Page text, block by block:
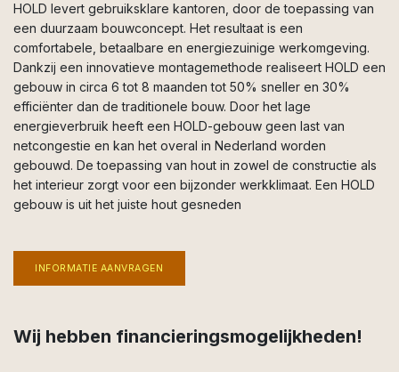
HOLD levert gebruiksklare kantoren, door de toepassing van
een duurzaam bouwconcept. Het resultaat is een
comfortabele, betaalbare en energiezuinige werkomgeving.
Dankzij een innovatieve montagemethode realiseert HOLD een
gebouw in circa 6 tot 8 maanden tot 50% sneller en 30%
efficiënter dan de traditionele bouw. Door het lage
energieverbruik heeft een HOLD-gebouw geen last van
netcongestie en kan het overal in Nederland worden
gebouwd. De toepassing van hout in zowel de constructie als
het interieur zorgt voor een bijzonder werkklimaat. Een HOLD
gebouw is uit het juiste hout gesneden
INFORMATIE AANVRAGEN
Wij hebben financieringsmogelijkheden!